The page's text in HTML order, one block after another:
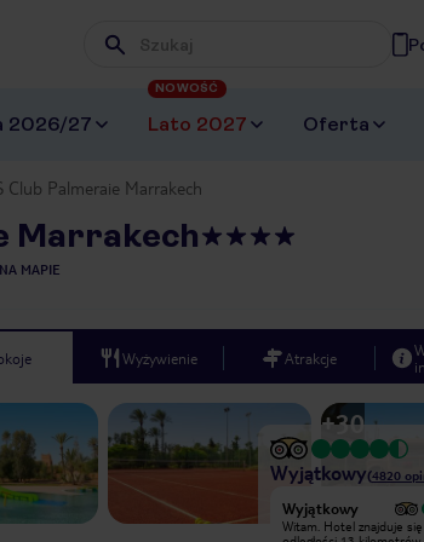
Wpisz frazę, której szukasz
2026/27 Lato 2027
NOWOŚĆ
Oferta
Club Palmeraie Marrakech
Marrakech
MAPIE
Wyżywienie Atrakcje
+30
Wyjątkowy(4820
Wyjątkowy
Witam. Hotel znajduje się w
Wyjątkowy
Witam. Hotel znajduje